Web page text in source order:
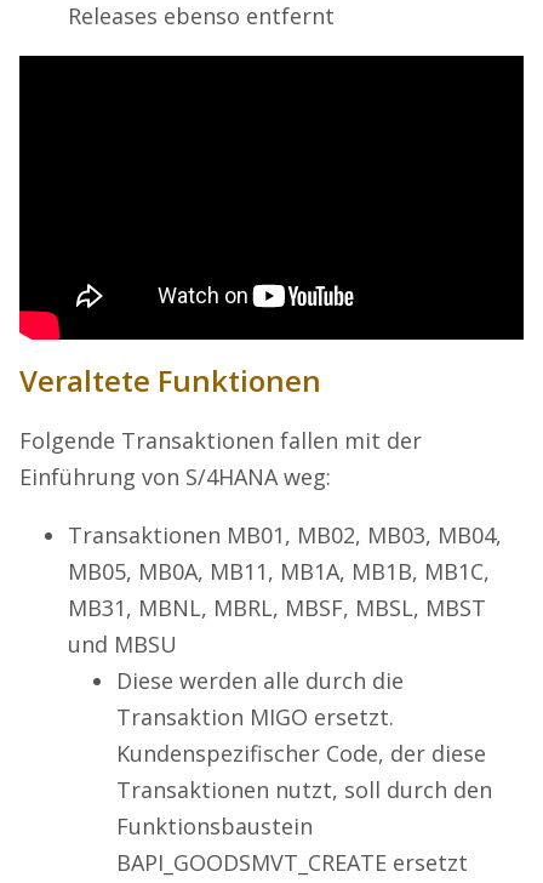
Releases ebenso entfernt
Veraltete Funktionen
Folgende Transaktionen fallen mit der
Einführung von S/4HANA weg:
Transaktionen MB01, MB02, MB03, MB04,
MB05, MB0A, MB11, MB1A, MB1B, MB1C,
MB31, MBNL, MBRL, MBSF, MBSL, MBST
und MBSU
Diese werden alle durch die
Transaktion MIGO ersetzt.
Kundenspezifischer Code, der diese
Transaktionen nutzt, soll durch den
Funktionsbaustein
BAPI_GOODSMVT_CREATE ersetzt